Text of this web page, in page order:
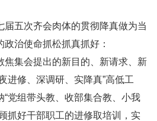
届五次齐会肉体的贯彻降真做为当
治使命抓松抓真抓好：
焦集会提出的新目的、新请求、新
进修、深调研、实降真”高低工
“党组带头教、收部集合教、小我
抓好干部职工的进修取培训，实